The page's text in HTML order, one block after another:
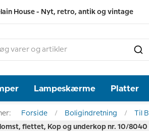
House - Nyt, retro, antik og vintage
Lampeskærme Platter
Forside Boligindretning Til
flettet, Kop og underkop nr. 10/